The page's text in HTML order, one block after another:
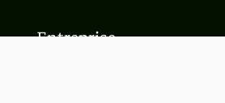
Entreprise